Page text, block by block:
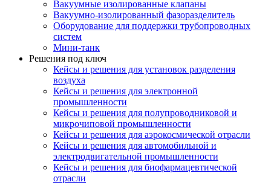
Вакуумные изолированные клапаны
Вакуумно-изолированный фазоразделитель
Оборудование для поддержки трубопроводных
систем
Мини-танк
Решения под ключ
Кейсы и решения для установок разделения
воздуха
Кейсы и решения для электронной
промышленности
Кейсы и решения для полупроводниковой и
микрочиповой промышленности
Кейсы и решения для аэрокосмической отрасли
Кейсы и решения для автомобильной и
электродвигательной промышленности
Кейсы и решения для биофармацевтической
отрасли